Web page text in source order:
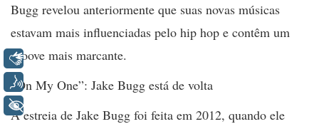
Bugg revelou anteriormente que suas novas músicas
estavam mais influenciadas pelo hip hop e contêm um
groove mais marcante.
“On My One”: Jake Bugg está de volta
A estreia de Jake Bugg foi feita em 2012, quando ele
Libras
Voz